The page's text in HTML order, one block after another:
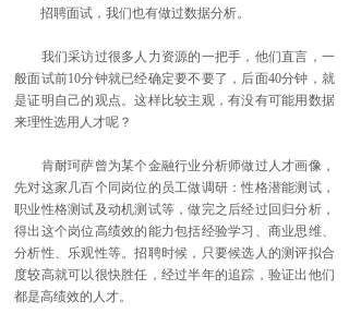
招聘面试，我们也有做过数据分析。
我们采访过很多人力资源的一把手，他们直言，一
般面试前10分钟就已经确定要不要了，后面40分钟，就
是证明自己的观点。这样比较主观，有没有可能用数据
来理性选用人才呢？
肯耐珂萨曾为某个金融行业分析师做过人才画像，
先对这家几百个同岗位的员工做调研：性格潜能测试，
职业性格测试及动机测试等，做完之后经过回归分析，
得出这个岗位高绩效的能力包括经验学习、商业思维、
分析性、乐观性等。招聘时候，只要候选人的测评拟合
度较高就可以很快胜任，经过半年的追踪，验证出他们
都是高绩效的人才。